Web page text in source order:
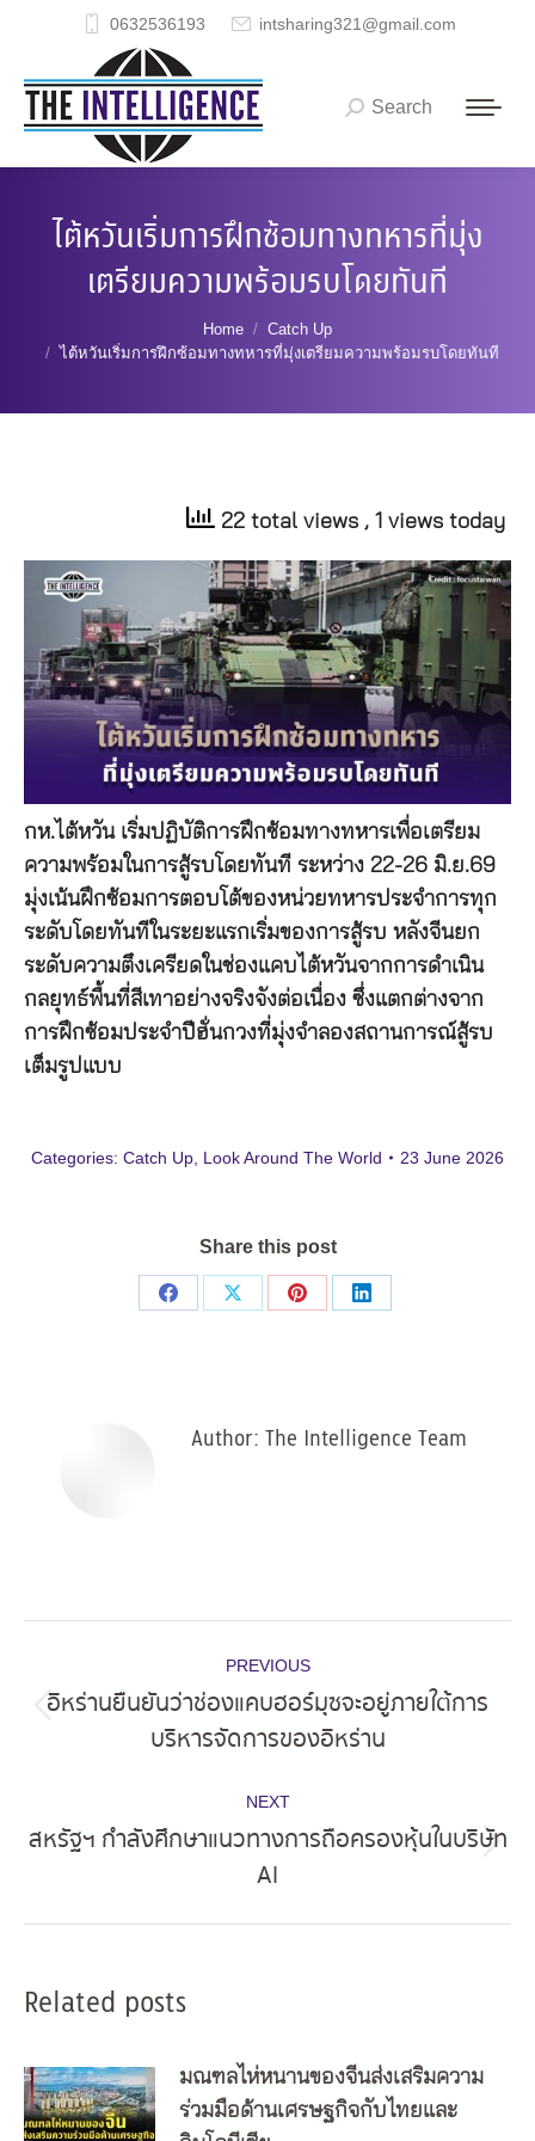
0632536193 intsharing321@gmail.com
Search:
Search
ไต้หวันเริ่มการฝึกซ้อมทางทหารที่มุ่ง
เตรียมความพร้อมรบโดยทันที
Home
Catch Up
ไต้หวันเริ่มการฝึกซ้อมทางทหารที่มุ่งเตรียมความพร้อมรบโดยทันที
22 total views , 1 views today
กห.ไต้หวัน เริ่มปฏิบัติการฝึกซ้อมทางทหารเพื่อเตรียม
ความพร้อมในการสู้รบโดยทันที ระหว่าง 22-26 มิ.ย.69
มุ่งเน้นฝึกซ้อมการตอบโต้ของหน่วยทหารประจำการทุก
ระดับโดยทันทีในระยะแรกเริ่มของการสู้รบ หลังจีนยก
ระดับความตึงเครียดในช่องแคบไต้หวันจากการดำเนิน
กลยุทธ์พื้นที่สีเทาอย่างจริงจังต่อเนื่อง ซึ่งแตกต่างจาก
การฝึกซ้อมประจำปีฮั่นกวงที่มุ่งจำลองสถานการณ์สู้รบ
เต็มรูปแบบ
Categories: Catch Up Look Around The World 23 June 2026
Share this post
Share
Share
Share
Share
Author: The Intelligence Team
navigation
PREVIOUS
Previous
post:
อิหร่านยืนยันว่าช่องแคบฮอร์มุซจะอยู่ภายใต้การ
บริหารจัดการของอิหร่าน
NEXT
post:
สหรัฐฯ กำลังศึกษาแนวทางการถือครองหุ้นในบริษัท
AI
Related posts
มณฑลไห่หนานของจีนส่งเสริมความ
ร่วมมือด้านเศรษฐกิจกับไทยและ